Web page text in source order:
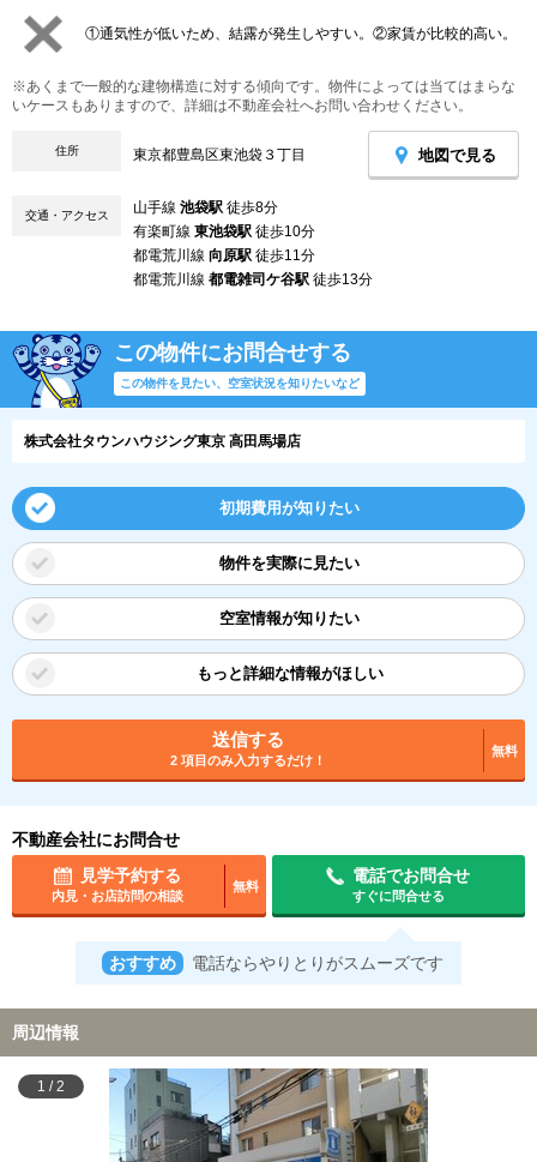
①通気性が低いため、結露が発生しやすい。②家賃が比較的高い。
※あくまで一般的な建物構造に対する傾向です。物件によっては当てはまらな
いケースもありますので、詳細は不動産会社へお問い合わせください。
住所 東京都豊島区東池袋３丁目 地図で見る
交通・アクセス 山手線 池袋駅 徒歩8分
有楽町線 東池袋駅 徒歩10分
都電荒川線 向原駅 徒歩11分
都電荒川線 都電雑司ケ谷駅 徒歩13分
この物件にお問合せする
この物件を見たい、空室状況を知りたいなど
株式会社タウンハウジング東京 高田馬場店
初期費用が知りたい
物件を実際に見たい
空室情報が知りたい
もっと詳細な情報がほしい
送信する
2 項目のみ入力するだけ！
無料
不動産会社にお問合せ
見学予約する
内見・お店訪問の相談
無料
電話でお問合せ
すぐに問合せる
おすすめ 電話ならやりとりがスムーズです
周辺情報
1 /2